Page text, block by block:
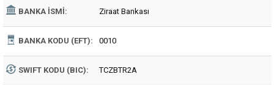
BANKA İSMI: Ziraat Bankası
BANKA KODU (EFT): 0010
SWIFT KODU (BIC): TCZBTR2A